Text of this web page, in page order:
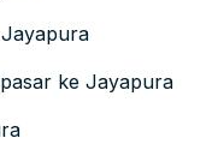
ke Jayapura